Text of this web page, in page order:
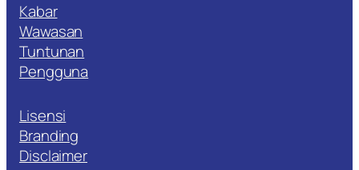
Kabar
Wawasan
Tuntunan
Pengguna
Lisensi
Branding
Disclaimer